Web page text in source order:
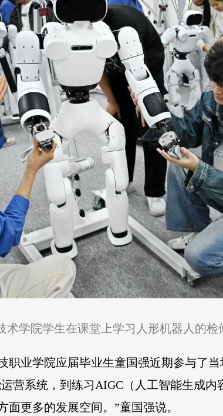
术学院学生在课堂上学习人形机器人的
职业学院应届毕业生童国强近期参与了
营系统，到练习AIGC（人工智能生成
更多的发展空间。”童国强说。